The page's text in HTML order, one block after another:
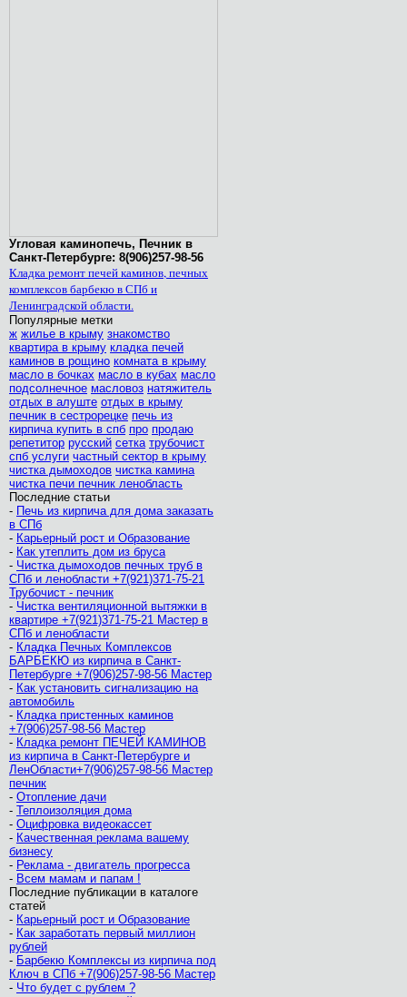
Угловая каминопечь, Печник в
Санкт-Петербурге: 8(906)257-98-56
Кладка ремонт печей каминов, печных
комплексов барбекю в СПб и
Ленинградской области.
Популярные метки
ж жилье в крыму знакомство
квартира в крыму кладка печей
каминов в рощино комната в крыму
масло в бочках масло в кубах масло
подсолнечное масловоз натяжитель
отдых в алуште отдых в крыму
печник в сестрорецке печь из
кирпича купить в спб про продаю
репетитор русский сетка трубочист
спб услуги частный сектор в крыму
чистка дымоходов чистка камина
чистка печи печник ленобласть
Последние статьи
- Печь из кирпича для дома заказать
в СПб
- Карьерный рост и Образование
- Как утеплить дом из бруса
- Чистка дымоходов печных труб в
СПб и ленобласти +7(921)371-75-21
Трубочист - печник
- Чистка вентиляционной вытяжки в
квартире +7(921)371-75-21 Мастер в
СПб и ленобласти
- Кладка Печных Комплексов
БАРБЕКЮ из кирпича в Санкт-
Петербурге +7(906)257-98-56 Мастер
- Как установить сигнализацию на
автомобиль
- Кладка пристенных каминов
+7(906)257-98-56 Мастер
- Кладка ремонт ПЕЧЕЙ КАМИНОВ
из кирпича в Санкт-Петербурге и
ЛенОбласти+7(906)257-98-56 Мастер
печник
- Отопление дачи
- Теплоизоляция дома
- Оцифровка видеокассет
- Качественная реклама вашему
бизнесу
- Реклама - двигатель прогресса
- Всем мамам и папам !
Последние публикации в каталоге
статей
- Карьерный рост и Образование
- Как заработать первый миллион
рублей
- Барбекю Комплексы из кирпича под
Ключ в СПб +7(906)257-98-56 Мастер
- Что будет с рублем ?